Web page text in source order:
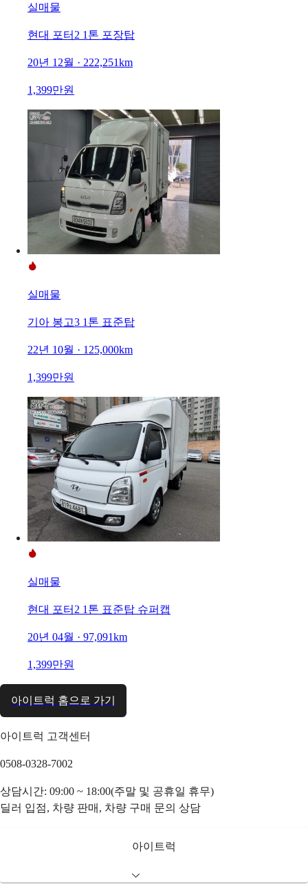
실매물
현대 포터2 1톤 포장탑
20년 12월 · 222,251km
1,399만원
실매물
기아 봉고3 1톤 표준탑
22년 10월 · 125,000km
1,399만원
실매물
현대 포터2 1톤 표준탑 슈퍼캡
20년 04월 · 97,091km
1,399만원
아이트럭 홈으로 가기
아이트럭 고객센터
0508-0328-7002
상담시간: 09:00 ~ 18:00(주말 및 공휴일 휴무)
딜러 입점, 차량 판매, 차량 구매 문의 상담
아이트럭